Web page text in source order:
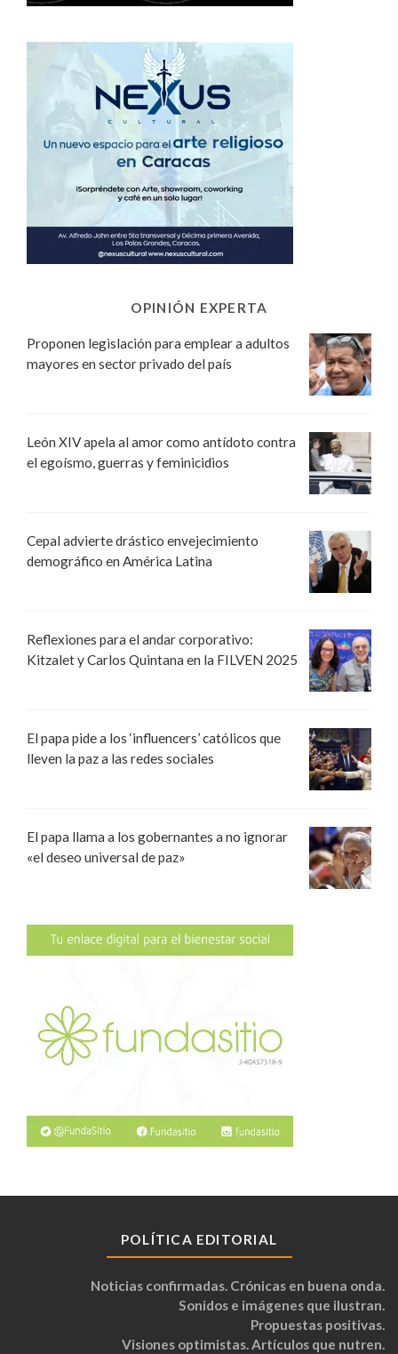
OPINIÓN EXPERTA
Proponen legislación para emplear a adultos
mayores en sector privado del país
León XIV apela al amor como antídoto contra
el egoísmo, guerras y feminicidios
Cepal advierte drástico envejecimiento
demográfico en América Latina
Reflexiones para el andar corporativo:
Kitzalet y Carlos Quintana en la FILVEN 2025
El papa pide a los ‘influencers’ católicos que
lleven la paz a las redes sociales
El papa llama a los gobernantes a no ignorar
«el deseo universal de paz»
POLÍTICA EDITORIAL
Noticias confirmadas. Crónicas en buena onda.
Sonidos e imágenes que ilustran.
Propuestas positivas.
Visiones optimistas. Artículos que nutren.